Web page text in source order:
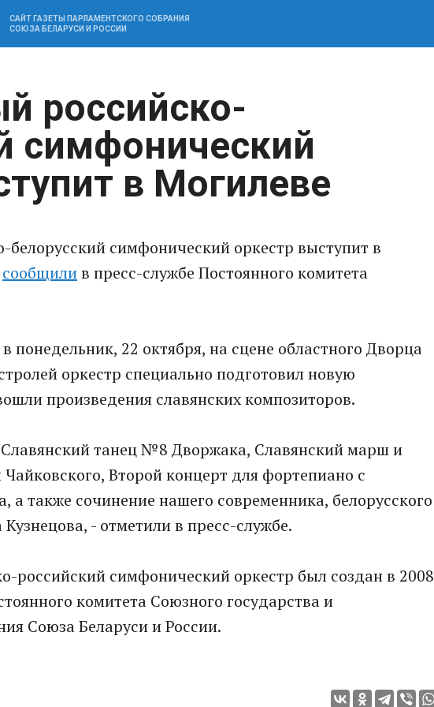
САЙТ ГАЗЕТЫ ПАРЛАМЕНТСКОГО СОБРАНИЯ
СОЮЗА БЕЛАРУСИ И РОССИИ
российско-
симфонический
в Могилеве
симфонический оркестр выступит в
сообщилив пресс-службе Постоянного комитета
понедельник, 22 октября, на сцене областного Дворца
оркестр специально подготовил новую
произведения славянских композиторов.
Славянский танец №8 Дворжака, Славянский марш и
Второй концерт для фортепиано с
а также сочинение нашего современника, белорусского
- отметили в пресс-службе.
российский симфонический оркестр был создан в 2008
комитета Союзного государства и
Союза Беларуси и России.